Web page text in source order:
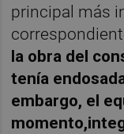
principal más
la obra del
tenía
embargo, el